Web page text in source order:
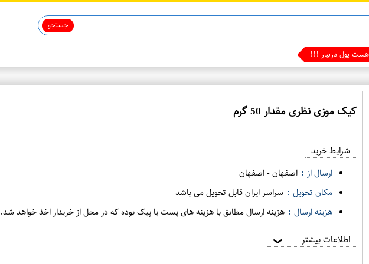
جستجو
پول دربیار !!!
کیک موزی نظری مقدار 50 گرم
و
شرایط خرید
ارسال از : اصفهان-اصفهان
مکان تحویل : سراسر ایران قابل تحویل می باشد
هزینه ارسال : هزینه ارسال مطابق با هزینه های پست یا پیک بوده که در محل از خریدار اخذ خواهد شد.
اطلاعات بیشتر ❯